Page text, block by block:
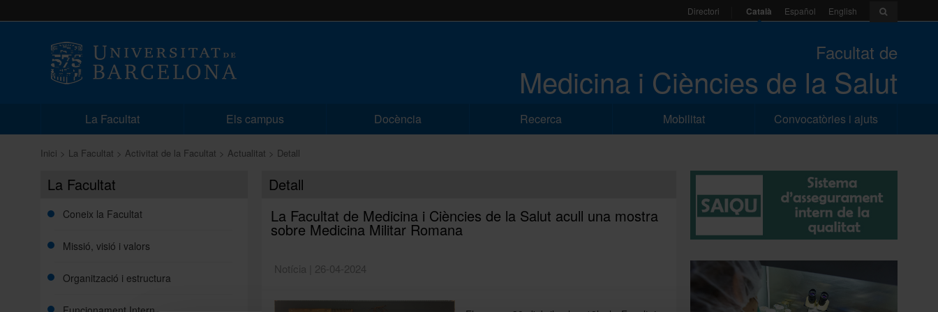
Directori Català Español English
Facultat de
Medicina i Ciències de la Salut
La Facultat Els campus Docència Recerca Mobilitat Convocatòries i ajuts
Inici La Facultat Activitat de la Facultat Actualitat Detall
La Facultat
Coneix la Facultat
Missió, visió i valors
Organització i estructura
Detall
La Facultat de Medicina i Ciències de la Salut acull una mostra
sobre Medicina Militar Romana
Notícia | 26-04-2024